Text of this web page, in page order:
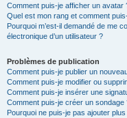
Comment puis-je afficher un avatar
Quel est mon rang et comment
Pourquoi m’est-il demandé de me
électronique d’un utilisateur ?
Problèmes de publication
Comment puis-je publier un
Comment puis-je modifier ou
Comment puis-je insérer une
Comment puis-je créer un sondage
Pourquoi ne puis-je pas ajouter